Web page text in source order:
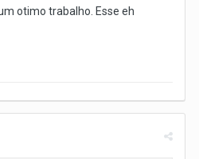
otimo trabalho. Esse eh